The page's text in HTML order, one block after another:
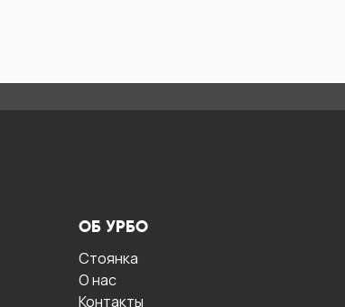
ОБ УРБО
Стоянка
О нас
Контакты